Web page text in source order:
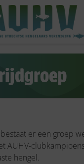
er een groep
AUHV-
hengel.